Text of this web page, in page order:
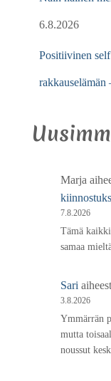
6.8.2026
Positiivinen
Marja
7.8.2026
Tämä
samaa
Sari
3.8.2026
Ymmärrän
mutta
noussut